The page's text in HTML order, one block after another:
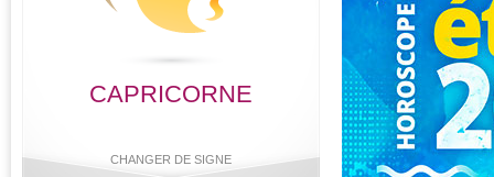
CAPRICORNE
CHANGER DE SIGNE